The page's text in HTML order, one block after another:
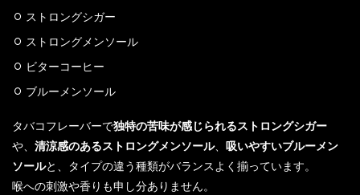
ストロングシガー
ストロングメンソール
ビターコーヒー
ブルーメンソール
タバコフレーバーで独特の苦味が感じられるストロングシガー
や、 清涼感のあるストロングメンソール、 吸いやすいブルーメン
ソールと、タイプの違う種類がバランスよく揃っています。
喉への刺激や香りも申し分ありません。